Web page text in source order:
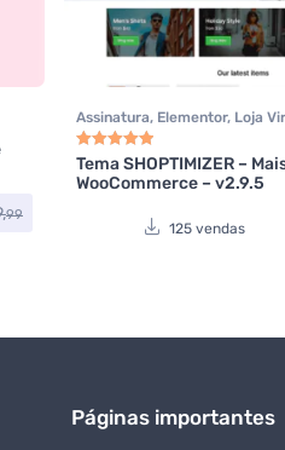
99
Assinatura, Elementor, Loja
Themeforest
Avaliação5.00 de 5
Tema SHOPTIMIZER –
WooCommerce – v2.9.5
125 vendas
Páginas importantes